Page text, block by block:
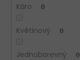
Káro 0
Květinový 0
Jednobarevný 0